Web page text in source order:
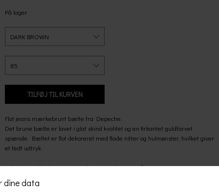
På lager
Flot jeans mærkebrunt bælte fra Depeche.
Det brune bælte er lavet i glat skind kvalitet og en firkantet guldfarvet
spænde. Bæltet er flot dekoreret med flade nitter og hulmønster, hvilket giver
et fedt udtryk.
Et bælte er ikke kun en praktisk genstand men også en vigtig accessoires,
som kan være med til at fuldende dit look.